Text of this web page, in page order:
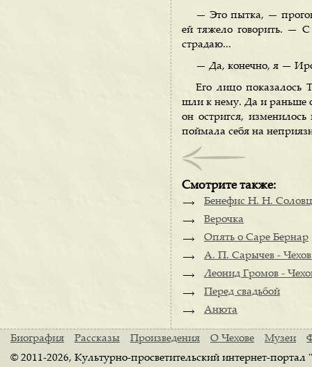
— Это пытка, —
ей тяжело говорить. —
страдаю...
— Да, конечно, я —
Его лицо показалось
шли к нему. Да и раньше
он остригся,
поймала себя на
Смотрите также:
Бенефис Н. Н.
Верочка
Опять о Саре Бернар
А. П. Сарычев - Чехов
Леонид Громов -
Перед свадьбой
Анюта
Биография Рассказы Произведения О Чехове Музеи
© 2011-2026, Культурно-просветительский интернет-